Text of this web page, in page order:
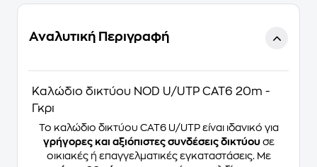
Αναλυτική Περιγραφή
Καλώδιο δικτύου NOD U/UTP CAT6 20m -
Γκρι
Το καλώδιο δικτύου CAT6 U/UTP είναι ιδανικό για
γρήγορες και αξιόπιστες συνδέσεις δικτύου σε
οικιακές ή επαγγελματικές εγκαταστάσεις. Με